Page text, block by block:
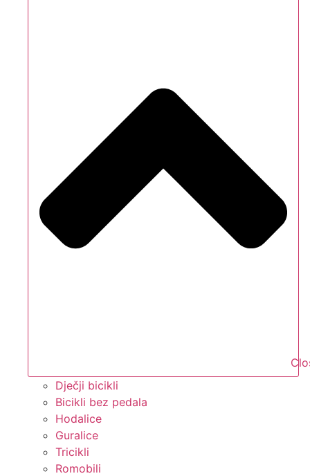
Dječji bicikli
Bicikli bez pedala
Hodalice
Guralice
Tricikli
Romobili